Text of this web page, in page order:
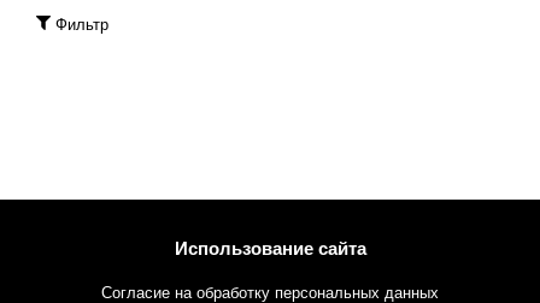
Фильтр
Использование сайта
Согласие на обработку персональных данных